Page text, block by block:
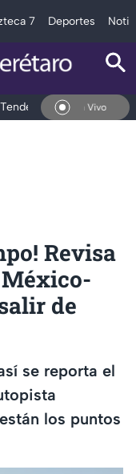
7 Deportes
Clima
En Vivo
Revisa
de
se reporta el
los puntos